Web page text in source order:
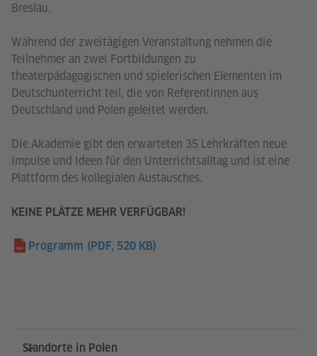
Breslau.
Während der zweitägigen Veranstaltung nehmen die
Teilnehmer an zwei Fortbildungen zu
theaterpädagogischen und spielerischen Elementen im
Deutschunterricht teil, die von Referentinnen aus
Deutschland und Polen geleitet werden.
Die Akademie gibt den erwarteten 35 Lehrkräften neue
Impulse und Ideen für den Unterrichtsalltag und ist eine
Plattform des kollegialen Austausches.
KEINE PLÄTZE MEHR VERFÜGBAR!
Programm (PDF, 520 KB)
Service- und Informationsbereich
Standorte in Polen